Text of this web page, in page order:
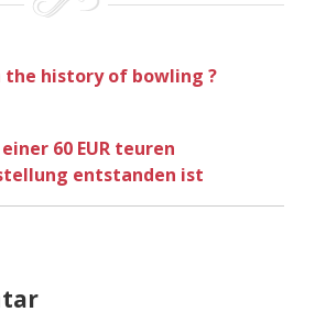
history of bowling ?
60 EUR teuren
entstanden ist